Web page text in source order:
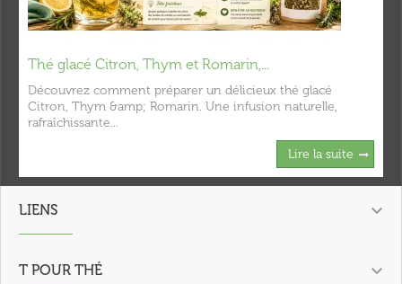
Thé glacé Citron, Thym et Romarin,...
Découvrez comment préparer un délicieux thé glacé
Citron, Thym &amp; Romarin. Une infusion naturelle,
rafraîchissante...
Lire la suite
LIENS 
T POUR THÉ 